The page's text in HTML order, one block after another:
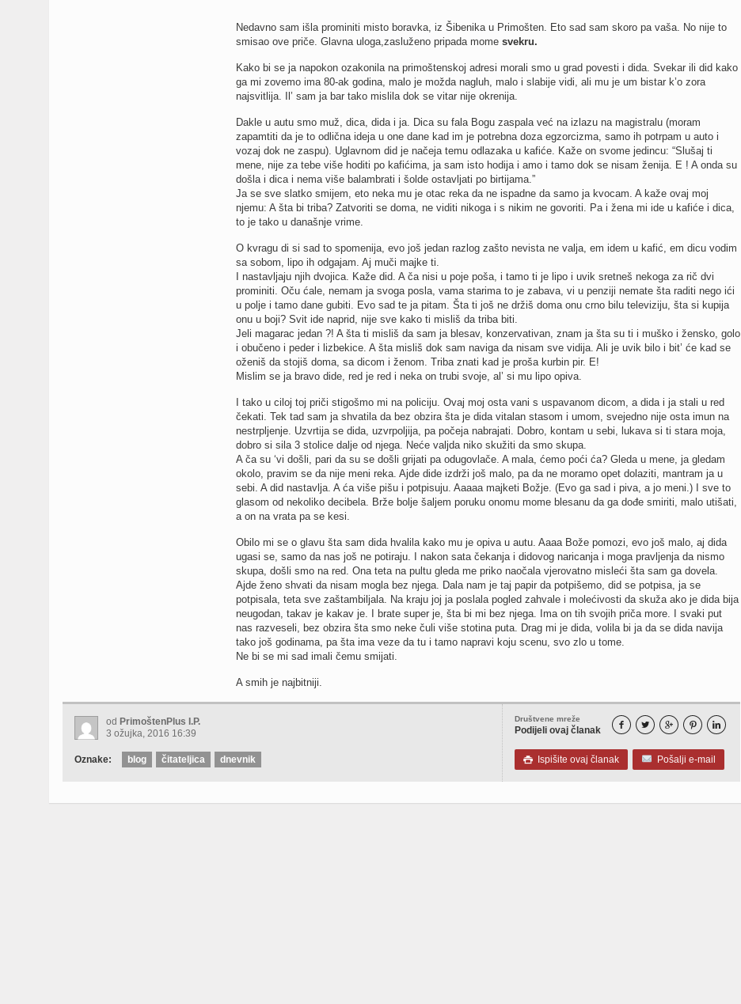
Nedavno sam išla prominiti misto boravka, iz Šibenika u Primošten. Eto sad sam skoro pa vaša. No nije to
smisao ove priče. Glavna uloga,zasluženo pripada mome svekru.
Kako bi se ja napokon ozakonila na primoštenskoj adresi morali smo u grad povesti i dida. Svekar ili did kako
ga mi zovemo ima 80-ak godina, malo je možda nagluh, malo i slabije vidi, ali mu je um bistar k’o zora
najsvitlija. Il’ sam ja bar tako mislila dok se vitar nije okrenija.
Dakle u autu smo muž, dica, dida i ja. Dica su fala Bogu zaspala već na izlazu na magistralu (moram
zapamtiti da je to odlična ideja u one dane kad im je potrebna doza egzorcizma, samo ih potrpam u auto i
vozaj dok ne zaspu). Uglavnom did je načeja temu odlazaka u kafiće. Kaže on svome jedincu: “Slušaj ti
mene, nije za tebe više hoditi po kafićima, ja sam isto hodija i amo i tamo dok se nisam ženija. E ! A onda su
došla i dica i nema više balambrati i šolde ostavljati po birtijama.”
Ja se sve slatko smijem, eto neka mu je otac reka da ne ispadne da samo ja kvocam. A kaže ovaj moj
njemu: A šta bi triba? Zatvoriti se doma, ne viditi nikoga i s nikim ne govoriti. Pa i žena mi ide u kafiće i dica,
to je tako u današnje vrime.
O kvragu di si sad to spomenija, evo još jedan razlog zašto nevista ne valja, em idem u kafić, em dicu vodim
sa sobom, lipo ih odgajam. Aj muči majke ti.
I nastavljaju njih dvojica. Kaže did. A ča nisi u poje poša, i tamo ti je lipo i uvik sretneš nekoga za rič dvi
prominiti. Oču ćale, nemam ja svoga posla, vama starima to je zabava, vi u penziji nemate šta raditi nego ići
u polje i tamo dane gubiti. Evo sad te ja pitam. Šta ti još ne držiš doma onu crno bilu televiziju, šta si kupija
onu u boji? Svit ide naprid, nije sve kako ti misliš da triba biti.
Jeli magarac jedan ?! A šta ti misliš da sam ja blesav, konzervativan, znam ja šta su ti i muško i žensko, golo
i obučeno i peder i lizbekice. A šta misliš dok sam naviga da nisam sve vidija. Ali je uvik bilo i bit’ će kad se
oženiš da stojiš doma, sa dicom i ženom. Triba znati kad je proša kurbin pir. E!
Mislim se ja bravo dide, red je red i neka on trubi svoje, al’ si mu lipo opiva.
I tako u ciloj toj priči stigošmo mi na policiju. Ovaj moj osta vani s uspavanom dicom, a dida i ja stali u red
čekati. Tek tad sam ja shvatila da bez obzira šta je dida vitalan stasom i umom, svejedno nije osta imun na
nestrpljenje. Uzvrtija se dida, uzvrpoljija, pa počeja nabrajati. Dobro, kontam u sebi, lukava si ti stara moja,
dobro si sila 3 stolice dalje od njega. Neće valjda niko skužiti da smo skupa.
A ča su ‘vi došli, pari da su se došli grijati pa odugovlače. A mala, ćemo poći ća? Gleda u mene, ja gledam
okolo, pravim se da nije meni reka. Ajde dide izdrži još malo, pa da ne moramo opet dolaziti, mantram ja u
sebi. A did nastavlja. A ća više pišu i potpisuju. Aaaaa majketi Božje. (Evo ga sad i piva, a jo meni.) I sve to
glasom od nekoliko decibela. Brže bolje šaljem poruku onomu mome blesanu da ga dođe smiriti, malo utišati,
a on na vrata pa se kesi.
Obilo mi se o glavu šta sam dida hvalila kako mu je opiva u autu. Aaaa Bože pomozi, evo još malo, aj dida
ugasi se, samo da nas još ne potiraju. I nakon sata čekanja i didovog naricanja i moga pravljenja da nismo
skupa, došli smo na red. Ona teta na pultu gleda me priko naočala vjerovatno misleći šta sam ga dovela.
Ajde ženo shvati da nisam mogla bez njega. Dala nam je taj papir da potpišemo, did se potpisa, ja se
potpisala, teta sve zaštambiljala. Na kraju joj ja poslala pogled zahvale i molećivosti da skuža ako je dida bija
neugodan, takav je kakav je. I brate super je, šta bi mi bez njega. Ima on tih svojih priča more. I svaki put
nas razveseli, bez obzira šta smo neke čuli više stotina puta. Drag mi je dida, volila bi ja da se dida navija
tako još godinama, pa šta ima veze da tu i tamo napravi koju scenu, svo zlo u tome.
Ne bi se mi sad imali čemu smijati.
A smih je najbitniji.
Društvene mreže
Podijeli ovaj članak     
 Ispišite ovaj članak Pošalji e-mail
od PrimoštenPlus I.P.
3 ožujka, 2016 16:39
Oznake: blog čitateljica dnevnik